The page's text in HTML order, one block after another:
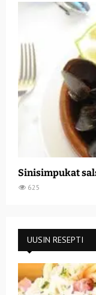
Sinisimpukat
625
UUSIN RESEPTI